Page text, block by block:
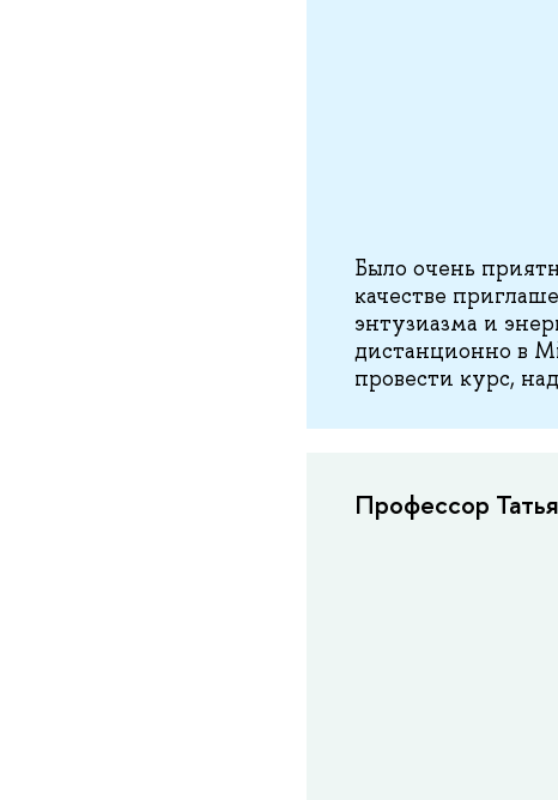
Было очень
качестве
энтузиазма и
дистанционно в
провести курс,
Профессор